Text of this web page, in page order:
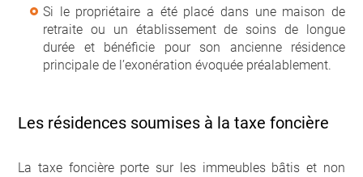
Si le propriétaire a été placé dans une maison de
retraite ou un établissement de soins de longue
durée et bénéficie pour son ancienne résidence
principale de l’exonération évoquée préalablement.
Les résidences soumises à la taxe foncière
La taxe foncière porte sur les immeubles bâtis et non